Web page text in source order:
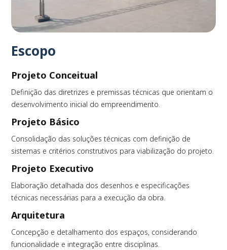
Escopo
Projeto Conceitual
Definição das diretrizes e premissas técnicas que orientam o
desenvolvimento inicial do empreendimento.
Projeto Básico
Consolidação das soluções técnicas com definição de
sistemas e critérios construtivos para viabilização do projeto.
Projeto Executivo
Elaboração detalhada dos desenhos e especificações
técnicas necessárias para a execução da obra.
Arquitetura
Concepção e detalhamento dos espaços, considerando
funcionalidade e integração entre disciplinas.